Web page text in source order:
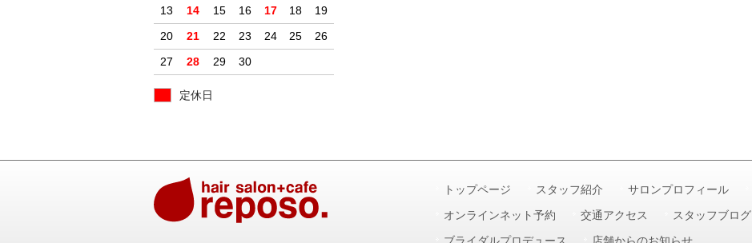
13
14 15 16 17 18
19
20
21 22 23 24 25
26
27
28 29 30
定休日
トップページ スタッフ紹介 サロンプロフィール
オンラインネット予約 交通アクセス スタッフブログ